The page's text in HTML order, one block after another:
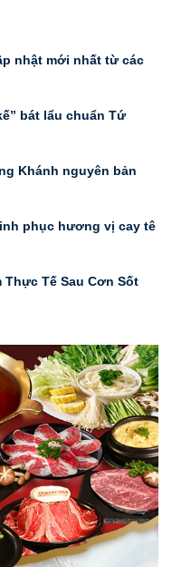
nhật mới nhất từ các
bát lẩu chuẩn Tứ
Khánh nguyên bản
phục hương vị cay tê
Thực Tế Sau Cơn Sốt